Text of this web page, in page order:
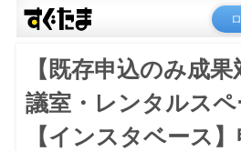
【既存申込のみ成
議室・レンタルス
【インスタベース